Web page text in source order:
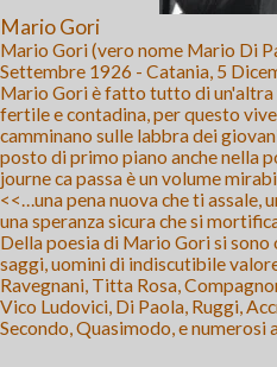
Mario Gori
Mario Gori (vero nome Mario Di
Settembre 1926 - Catania, 5
Mario Gori è fatto tutto di
fertile e contadina, per questo
camminano sulle labbra dei
posto di primo piano anche nella
journe ca passa è un volume
<<…una pena nuova che ti assale,
una speranza sicura che si
Della poesia di Mario Gori si
saggi, uomini di indiscutibile
Ravegnani, Titta Rosa,
Vico Ludovici, Di Paola, Ruggi,
Secondo, Quasimodo, e numerosi